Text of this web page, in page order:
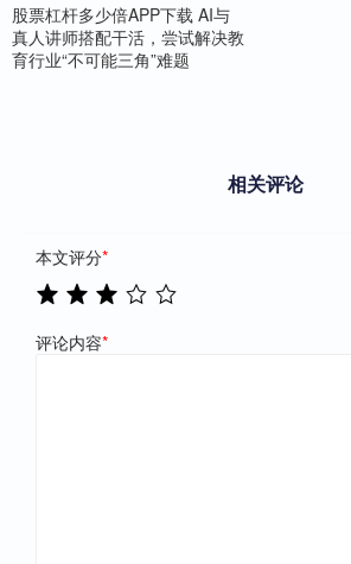
股票杠杆多少倍APP下载 AI与
真人讲师搭配干活，尝试解决教
育行业“不可能三角”难题
相关评论
本文评分*
评论内容*